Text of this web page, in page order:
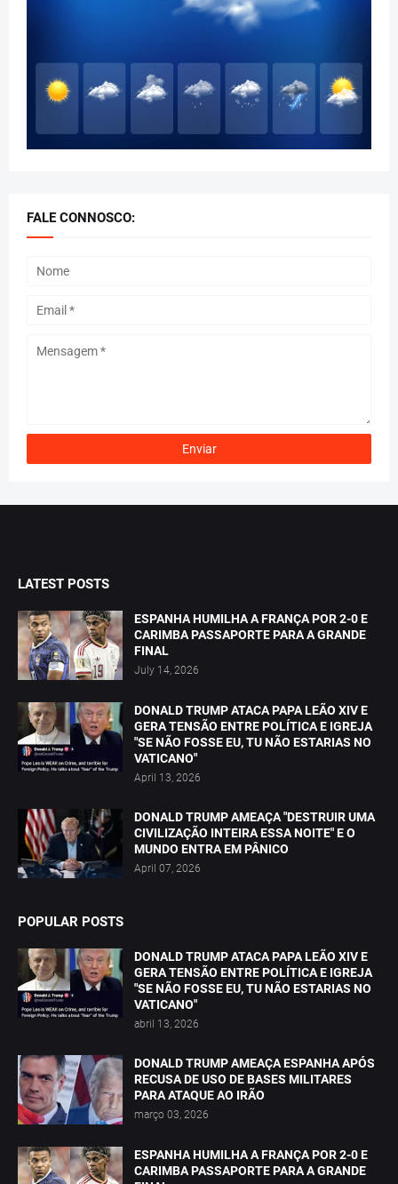
FALE CONNOSCO:
LATEST POSTS
ESPANHA HUMILHA A FRANÇA POR 2-0 E
CARIMBA PASSAPORTE PARA A GRANDE
FINAL
July 14, 2026
DONALD TRUMP ATACA PAPA LEÃO XIV E
GERA TENSÃO ENTRE POLÍTICA E IGREJA
"SE NÃO FOSSE EU, TU NÃO ESTARIAS NO
VATICANO"
April 13, 2026
DONALD TRUMP AMEAÇA "DESTRUIR UMA
CIVILIZAÇÃO INTEIRA ESSA NOITE" E O
MUNDO ENTRA EM PÂNICO
April 07, 2026
POPULAR POSTS
DONALD TRUMP ATACA PAPA LEÃO XIV E
GERA TENSÃO ENTRE POLÍTICA E IGREJA
"SE NÃO FOSSE EU, TU NÃO ESTARIAS NO
VATICANO"
abril 13, 2026
DONALD TRUMP AMEAÇA ESPANHA APÓS
RECUSA DE USO DE BASES MILITARES
PARA ATAQUE AO IRÃO
março 03, 2026
ESPANHA HUMILHA A FRANÇA POR 2-0 E
CARIMBA PASSAPORTE PARA A GRANDE